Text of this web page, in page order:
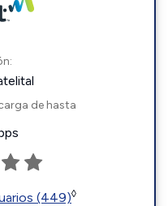
de hasta
(449)◊